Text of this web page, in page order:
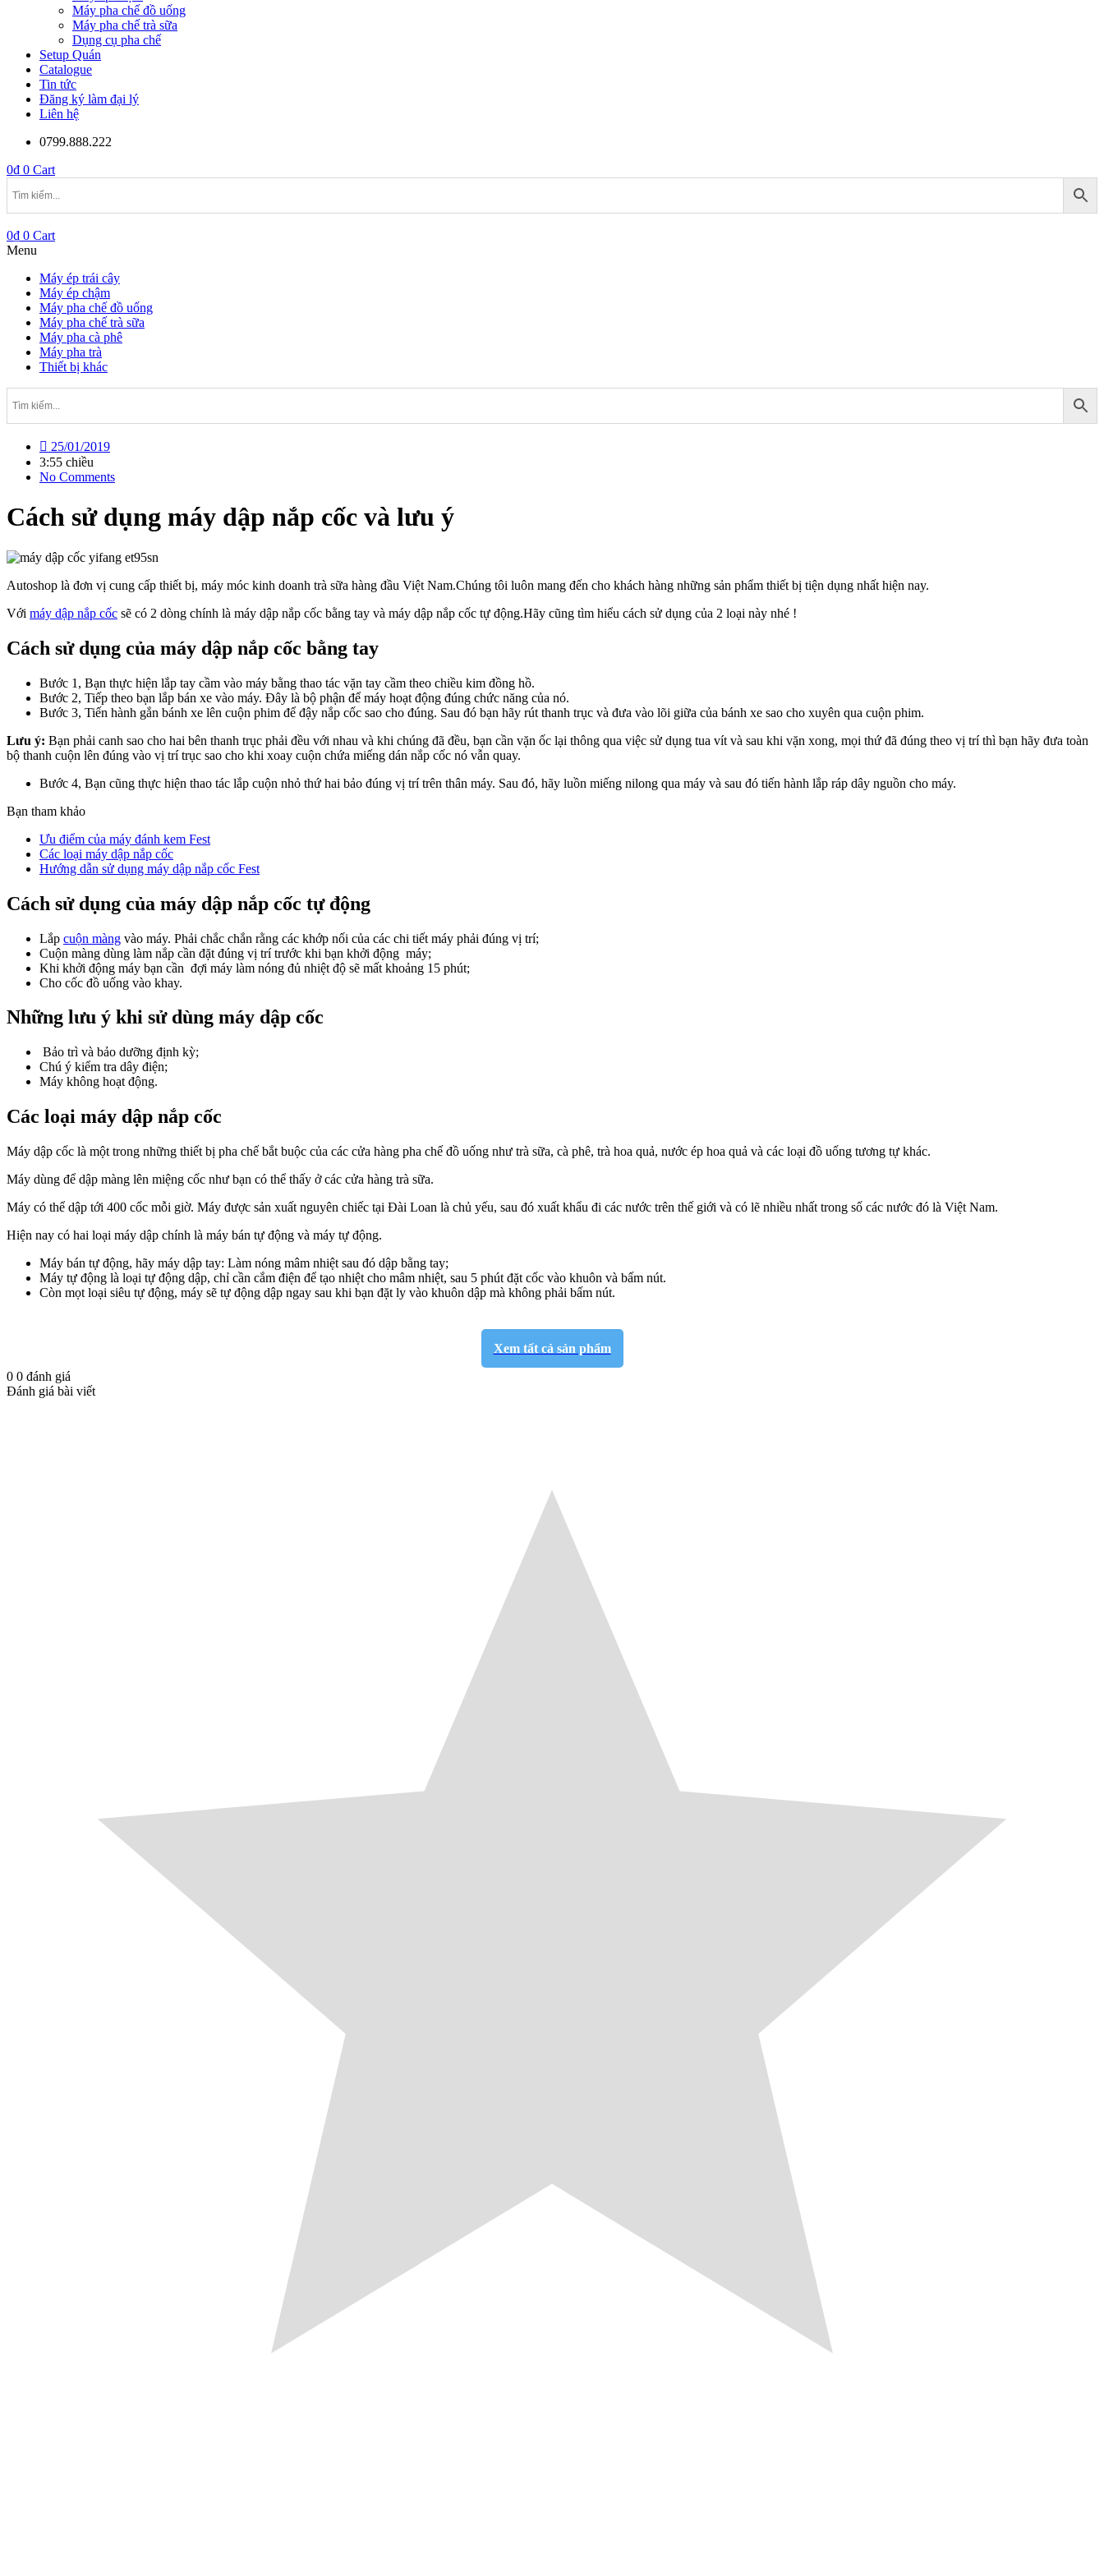
Máy pha chế đồ uống
Máy pha chế trà sữa
Dụng cụ pha chế
Setup Quán
Catalogue
Tin tức
Đăng ký làm đại lý
Liên hệ
0799.888.222
0₫ 0 Cart
0₫ 0 Cart
Menu
Máy ép trái cây
Máy ép chậm
Máy pha chế đồ uống
Máy pha chế trà sữa
Máy pha cà phê
Máy pha trà
Thiết bị khác
25/01/2019
3:55 chiều
No Comments
Cách sử dụng máy dập nắp cốc và lưu ý
Autoshop là đơn vị cung cấp thiết bị, máy móc kinh doanh trà sữa hàng đầu Việt Nam.Chúng tôi luôn mang đến cho khách hàng những sản phẩm thiết bị tiện dụng nhất hiện nay.
Với máy dập nắp cốc sẽ có 2 dòng chính là máy dập nắp cốc bằng tay và máy dập nắp cốc tự động.Hãy cũng tìm hiểu cách sử dụng của 2 loại này nhé !
Cách sử dụng của máy dập nắp cốc bằng tay
Bước 1, Bạn thực hiện lắp tay cầm vào máy bằng thao tác vặn tay cầm theo chiều kim đồng hồ.
Bước 2, Tiếp theo bạn lắp bán xe vào máy. Đây là bộ phận để máy hoạt động đúng chức năng của nó.
Bước 3, Tiến hành gắn bánh xe lên cuộn phim để đậy nắp cốc sao cho đúng. Sau đó bạn hãy rút thanh trục và đưa vào lõi giữa của bánh xe sao cho xuyên qua cuộn phim.
Lưu ý: Bạn phải canh sao cho hai bên thanh trục phải đều với nhau và khi chúng đã đều, bạn cần vặn ốc lại thông qua việc sử dụng tua vít và sau khi vặn xong, mọi thứ đã đúng theo vị trí thì bạn hãy đưa toàn
bộ thanh cuộn lên đúng vào vị trí trục sao cho khi xoay cuộn chứa miếng dán nắp cốc nó vẫn quay.
Bước 4, Bạn cũng thực hiện thao tác lắp cuộn nhỏ thứ hai bảo đúng vị trí trên thân máy. Sau đó, hãy luồn miếng nilong qua máy và sau đó tiến hành lắp ráp dây nguồn cho máy.
Bạn tham khảo
Ưu điểm của máy đánh kem Fest
Các loại máy dập nắp cốc
Hướng dẫn sử dụng máy dập nắp cốc Fest
Cách sử dụng của máy dập nắp cốc tự động
Lắp cuộn màng vào máy. Phải chắc chắn rằng các khớp nối của các chi tiết máy phải đúng vị trí;
Cuộn màng dùng làm nắp cần đặt đúng vị trí trước khi bạn khởi động máy;
Khi khởi động máy bạn cần đợi máy làm nóng đủ nhiệt độ sẽ mất khoảng 15 phút;
Cho cốc đồ uống vào khay.
Những lưu ý khi sử dùng máy dập cốc
Bảo trì và bảo dưỡng định kỳ;
Chú ý kiểm tra dây điện;
Máy không hoạt động.
Các loại máy dập nắp cốc
Máy dập cốc là một trong những thiết bị pha chế bắt buộc của các cửa hàng pha chế đồ uống như trà sữa, cà phê, trà hoa quả, nước ép hoa quả và các loại đồ uống tương tự khác.
Máy dùng để dập màng lên miệng cốc như bạn có thể thấy ở các cửa hàng trà sữa.
Máy có thể dập tới 400 cốc mỗi giờ. Máy được sản xuất nguyên chiếc tại Đài Loan là chủ yếu, sau đó xuất khẩu đi các nước trên thế giới và có lẽ nhiều nhất trong số các nước đó là Việt Nam.
Hiện nay có hai loại máy dập chính là máy bán tự động và máy tự động.
Máy bán tự động, hãy máy dập tay: Làm nóng mâm nhiệt sau đó dập bằng tay;
Máy tự động là loại tự động dập, chỉ cần cắm điện để tạo nhiệt cho mâm nhiệt, sau 5 phút đặt cốc vào khuôn và bấm nút.
Còn mọt loại siêu tự động, máy sẽ tự động dập ngay sau khi bạn đặt ly vào khuôn dập mà không phải bấm nút.
Xem tất cả sản phẩm
0 0 đánh giá
Đánh giá bài viết